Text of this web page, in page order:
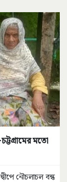
মতো
নৌচলাচল বন্ধ